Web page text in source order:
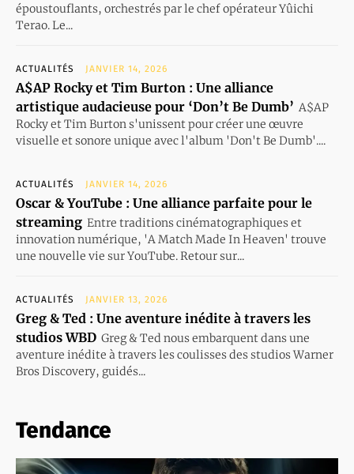
époustouflants, orchestrés par le chef opérateur Yûichi
Terao. Le...
ACTUALITÉS JANVIER 14, 2026
A$AP Rocky et Tim Burton : Une alliance
artistique audacieuse pour ‘Don’t Be Dumb’ A$AP
Rocky et Tim Burton s'unissent pour créer une œuvre
visuelle et sonore unique avec l'album 'Don't Be Dumb'....
ACTUALITÉS JANVIER 14, 2026
Oscar & YouTube : Une alliance parfaite pour le
streaming Entre traditions cinématographiques et
innovation numérique, 'A Match Made In Heaven' trouve
une nouvelle vie sur YouTube. Retour sur...
ACTUALITÉS JANVIER 13, 2026
Greg & Ted : Une aventure inédite à travers les
studios WBD Greg & Ted nous embarquent dans une
aventure inédite à travers les coulisses des studios Warner
Bros Discovery, guidés...
Tendance